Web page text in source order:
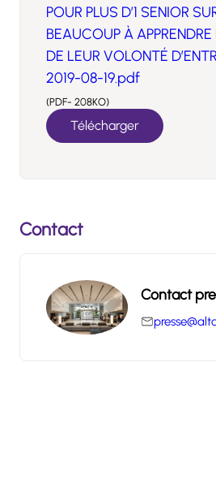
POUR PLUS D’1 SENIOR
BEAUCOUP À
DE LEUR VOLONTÉ
2019-08-19.pdf
(PDF- 208KO)
Télécharger
Contact
Contact